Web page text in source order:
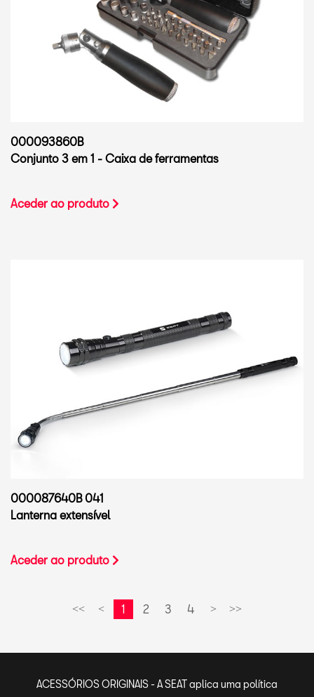
000093860B
Conjunto 3 em 1 - Caixa de ferramentas
Aceder ao produto
000087640B 041
Lanterna extensível
Aceder ao produto
<< < 1 2 3 4 > >>
ACESSÓRIOS ORIGINAIS - A SEAT aplica uma política